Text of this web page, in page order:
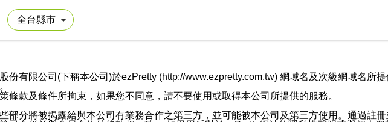
份有限公司(下稱本公司)於ezPretty (http://www.ezpretty.com.tw) 網域名及次級網域名所
條款及條件所拘束，如果您不同意，請不要使用或取得本公司所提供的服務。
部分將被揭露給與本公司有業務合作之第三方，並可能被本公司及第三方使用。通過註